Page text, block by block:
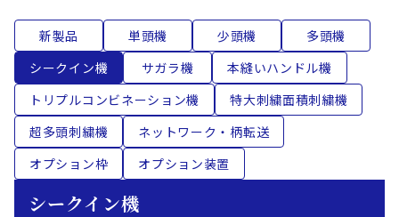
新製品 単頭機 少頭機
多頭機
シークイン機
サガラ機
本縫いハンドル機
トリプルコンビネーション機
特大刺繍面積刺繍機
超多頭刺繍機
ネットワーク・柄転送
オプション枠
オプション装置
シークイン機